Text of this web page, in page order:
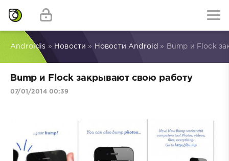
Androidis » Новости » Новости Android » Bump и Flock
Bump и Flock закрывают свою работу
07/01/2014 00:39